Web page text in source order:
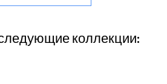
коллекции: